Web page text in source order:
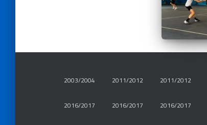
2003/2004 2011/2012 2011/2012
2016/2017 2016/2017 2016/2017